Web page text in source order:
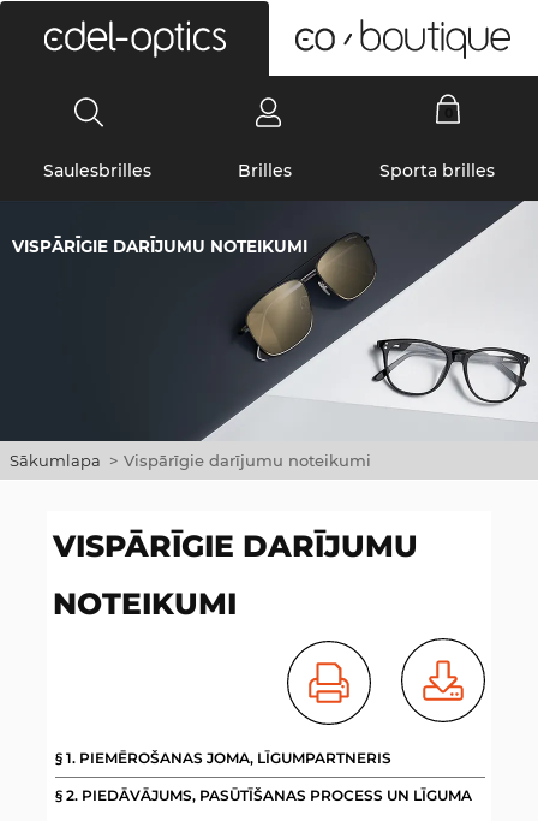
Saulesbrilles Brilles Sporta brilles
VISPĀRĪGIE DARĪJUMU NOTEIKUMI
Sākumlapa > Vispārīgie darījumu noteikumi
VISPĀRĪGIE DARĪJUMU
NOTEIKUMI
§ 1. PIEMĒROŠANAS JOMA, LĪGUMPARTNERIS
§ 2. PIEDĀVĀJUMS, PASŪTĪŠANAS PROCESS UN LĪGUMA